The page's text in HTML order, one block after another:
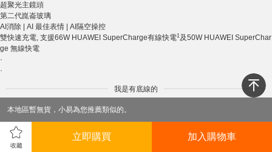
超聚光主鏡頭
第二代崑崙玻璃
AI消除 | AI 最佳表情 | AI隔空操控
雙快速充電, 支援66W HUAWEI SuperCharge有線快電1 及50W HUAWEI SuperChar
ge 無線快電
·
·
我是有底線的
本地區暫無貨，小易為您推薦類似的。
立即購買 加入購物車